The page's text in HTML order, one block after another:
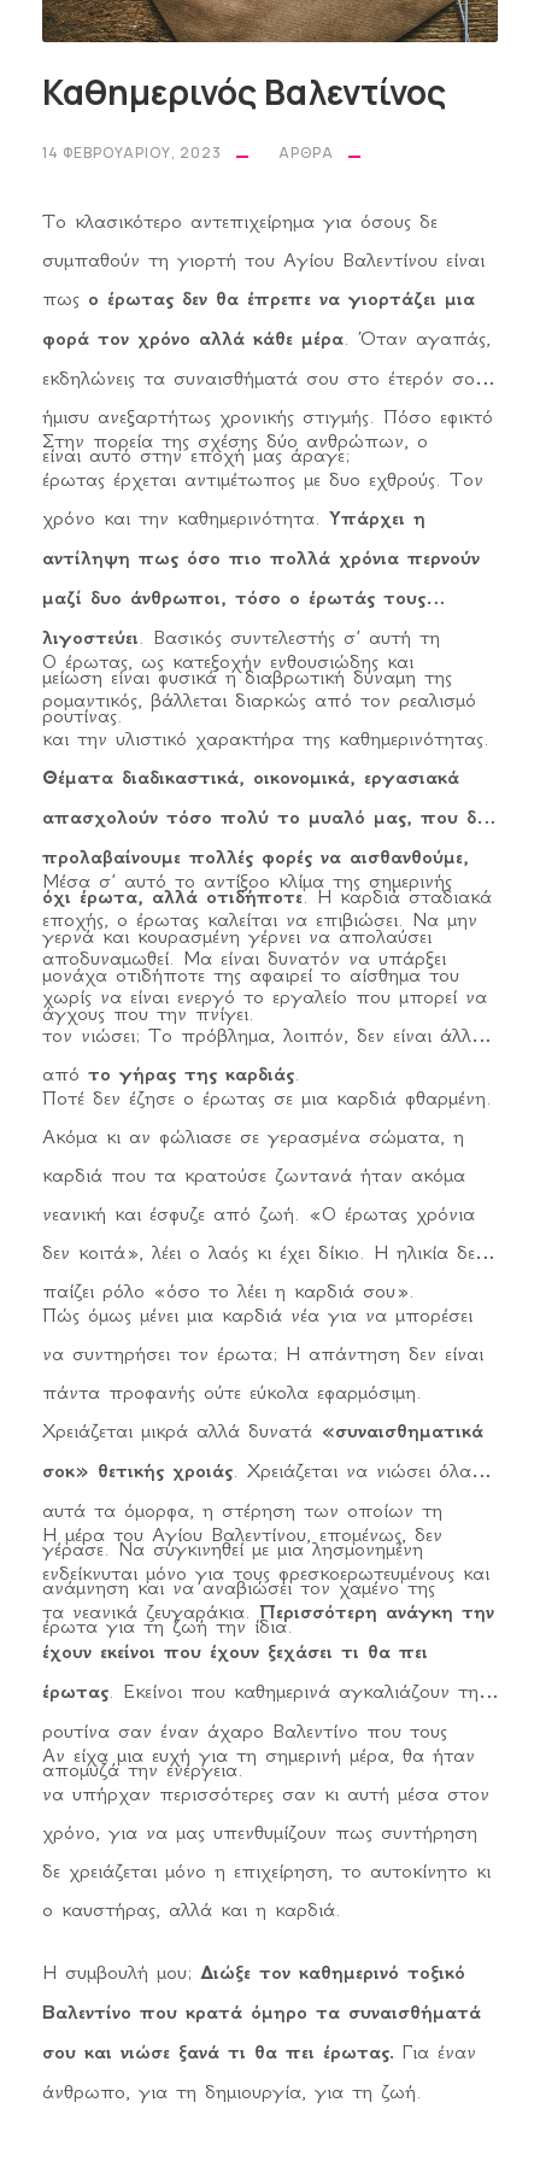
Καθημερινός Βαλεντίνος
14 ΦΕΒΡΟΥΑΡΊΟΥ, 2023 ΆΡΘΡΑ
Το κλασικότερο αντεπιχείρημα για όσους δε
συμπαθούν τη γιορτή του Αγίου Βαλεντίνου είναι
πως ο έρωτας δεν θα έπρεπε να γιορτάζει μια
φορά τον χρόνο αλλά κάθε μέρα. Όταν αγαπάς,
εκδηλώνεις τα συναισθήματά σου στο έτερόν σου
ήμισυ ανεξαρτήτως χρονικής στιγμής. Πόσο εφικτό
είναι αυτό στην εποχή μας άραγε;
Στην πορεία της σχέσης δύο ανθρώπων, ο
έρωτας έρχεται αντιμέτωπος με δυο εχθρούς. Τον
χρόνο και την καθημερινότητα. Υπάρχει η
αντίληψη πως όσο πιο πολλά χρόνια περνούν
μαζί δυο άνθρωποι, τόσο ο έρωτάς τους
λιγοστεύει. Βασικός συντελεστής σ’ αυτή τη
μείωση είναι φυσικά η διαβρωτική δύναμη της
ρουτίνας.
Ο έρωτας, ως κατεξοχήν ενθουσιώδης και
ρομαντικός, βάλλεται διαρκώς από τον ρεαλισμό
και την υλιστικό χαρακτήρα της καθημερινότητας.
Θέματα διαδικαστικά, οικονομικά, εργασιακά
απασχολούν τόσο πολύ το μυαλό μας, που δεν
προλαβαίνουμε πολλές φορές να αισθανθούμε,
όχι έρωτα, αλλά οτιδήποτε. Η καρδιά σταδιακά
γερνά και κουρασμένη γέρνει να απολαύσει
μονάχα οτιδήποτε της αφαιρεί το αίσθημα του
άγχους που την πνίγει.
Μέσα σ’ αυτό το αντίξοο κλίμα της σημερινής
εποχής, ο έρωτας καλείται να επιβιώσει. Να μην
αποδυναμωθεί. Μα είναι δυνατόν να υπάρξει
χωρίς να είναι ενεργό το εργαλείο που μπορεί να
τον νιώσει; Το πρόβλημα, λοιπόν, δεν είναι άλλο
από το γήρας της καρδιάς.
Ποτέ δεν έζησε ο έρωτας σε μια καρδιά φθαρμένη.
Ακόμα κι αν φώλιασε σε γερασμένα σώματα, η
καρδιά που τα κρατούσε ζωντανά ήταν ακόμα
νεανική και έσφυζε από ζωή. «Ο έρωτας χρόνια
δεν κοιτά», λέει ο λαός κι έχει δίκιο. Η ηλικία δεν
παίζει ρόλο «όσο το λέει η καρδιά σου».
Πώς όμως μένει μια καρδιά νέα για να μπορέσει
να συντηρήσει τον έρωτα; Η απάντηση δεν είναι
πάντα προφανής ούτε εύκολα εφαρμόσιμη.
Χρειάζεται μικρά αλλά δυνατά «συναισθηματικά
σοκ» θετικής χροιάς. Χρειάζεται να νιώσει όλα
αυτά τα όμορφα, η στέρηση των οποίων τη
γέρασε. Να συγκινηθεί με μια λησμονημένη
ανάμνηση και να αναβιώσει τον χαμένο της
έρωτα για τη ζωή την ίδια.
Η μέρα του Αγίου Βαλεντίνου, επομένως, δεν
ενδείκνυται μόνο για τους φρεσκοερωτευμένους και
τα νεανικά ζευγαράκια. Περισσότερη ανάγκη την
έχουν εκείνοι που έχουν ξεχάσει τι θα πει
έρωτας. Εκείνοι που καθημερινά αγκαλιάζουν τη
ρουτίνα σαν έναν άχαρο Βαλεντίνο που τους
απομυζά την ενέργεια.
Αν είχα μια ευχή για τη σημερινή μέρα, θα ήταν
να υπήρχαν περισσότερες σαν κι αυτή μέσα στον
χρόνο, για να μας υπενθυμίζουν πως συντήρηση
δε χρειάζεται μόνο η επιχείρηση, το αυτοκίνητο κι
ο καυστήρας, αλλά και η καρδιά.
Η συμβουλή μου; Διώξε τον καθημερινό τοξικό
Βαλεντίνο που κρατά όμηρο τα συναισθήματά
σου και νιώσε ξανά τι θα πει έρωτας. Για έναν
άνθρωπο, για τη δημιουργία, για τη ζωή.